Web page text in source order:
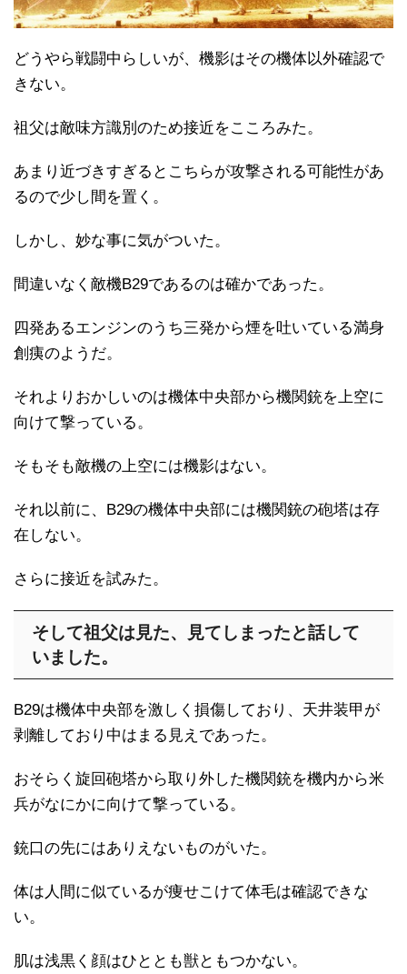
どうやら戦闘中らしいが、機影はその機体以外確認で
きない。
祖父は敵味方識別のため接近をこころみた。
あまり近づきすぎるとこちらが攻撃される可能性があ
るので少し間を置く。
しかし、妙な事に気がついた。
間違いなく敵機B29であるのは確かであった。
四発あるエンジンのうち三発から煙を吐いている満身
創痍のようだ。
それよりおかしいのは機体中央部から機関銃を上空に
向けて撃っている。
そもそも敵機の上空には機影はない。
それ以前に、B29の機体中央部には機関銃の砲塔は存
在しない。
さらに接近を試みた。
そして祖父は見た、見てしまったと話して
いました。
B29は機体中央部を激しく損傷しており、天井装甲が
剥離しており中はまる見えであった。
おそらく旋回砲塔から取り外した機関銃を機内から米
兵がなにかに向けて撃っている。
銃口の先にはありえないものがいた。
体は人間に似ているが痩せこけて体毛は確認できな
い。
肌は浅黒く顔はひととも獣ともつかない。